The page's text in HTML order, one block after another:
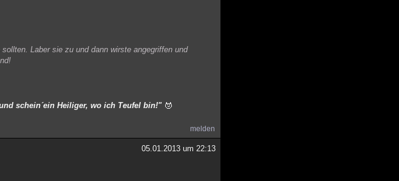
Laber sie zu und dann wirste angegriffen und
schein´ein Heiliger, wo ich Teufel bin!"
melden
05.01.2013 um 22:13